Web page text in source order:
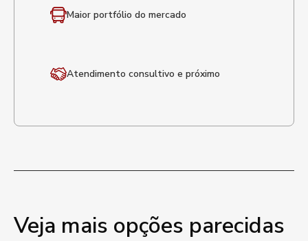
Maior portfólio do mercado
Atendimento consultivo e próximo
Veja mais opções parecidas